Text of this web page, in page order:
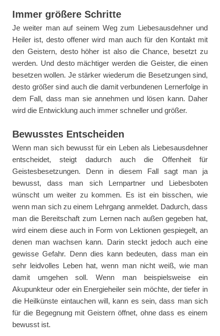
Immer größere Schritte
Je weiter man auf seinem Weg zum Liebesausdehner und
Heiler ist, desto offener wird man auch für den Kontakt mit
den Geistern, desto höher ist also die Chance, besetzt zu
werden. Und desto mächtiger werden die Geister, die einen
besetzen wollen. Je stärker wiederum die Besetzungen sind,
desto größer sind auch die damit verbundenen Lernerfolge in
dem Fall, dass man sie annehmen und lösen kann. Daher
wird die Entwicklung auch immer schneller und größer.
Bewusstes Entscheiden
Wenn man sich bewusst für ein Leben als Liebesausdehner
entscheidet, steigt dadurch auch die Offenheit für
Geistesbesetzungen. Denn in diesem Fall sagt man ja
bewusst, dass man sich Lernpartner und Liebesboten
wünscht um weiter zu kommen. Es ist ein bisschen, wie
wenn man sich zu einem Lehrgang anmeldet. Dadurch, dass
man die Bereitschaft zum Lernen nach außen gegeben hat,
wird einem diese auch in Form von Lektionen gespiegelt, an
denen man wachsen kann. Darin steckt jedoch auch eine
gewisse Gefahr. Denn dies kann bedeuten, dass man ein
sehr leidvolles Leben hat, wenn man nicht weiß, wie man
damit umgehen soll. Wenn man beispielsweise ein
Akupunkteur oder ein Energieheiler sein möchte, der tiefer in
die Heilkünste eintauchen will, kann es sein, dass man sich
für die Begegnung mit Geistern öffnet, ohne dass es einem
bewusst ist.